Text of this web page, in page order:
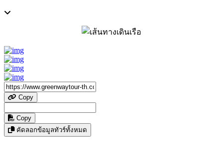
Copy
Copy
คัดลอกข้อมูลทัวร์ทั้งหมด